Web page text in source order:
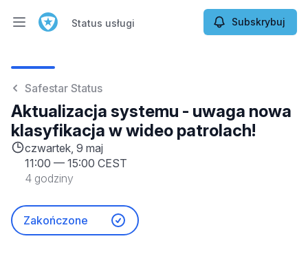
Otwórz menu główne
Status usługi Subskrybuj
Safestar Status
Aktualizacja systemu - uwaga nowa
klasyfikacja w wideo patrolach!
czwartek, 9 maj
11:00 — 15:00 CEST
4 godziny
Zakończone